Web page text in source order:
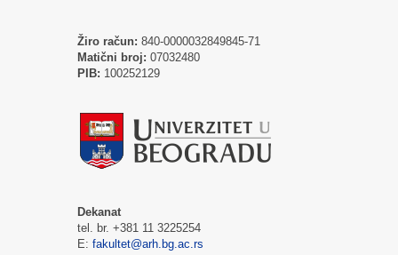
Žiro račun: 840-0000032849845-71
Matični broj: 07032480
PIB: 100252129
Dekanat
tel. br. +381 11 3225254
E: fakultet@arh.bg.ac.rs